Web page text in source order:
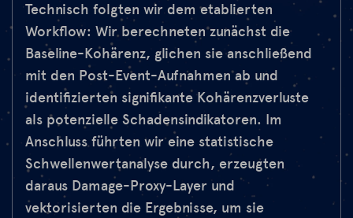
Technisch folgten wir dem etablierten
Workflow: Wir berechneten zunächst die
Baseline-Kohärenz, glichen sie anschließend
mit den Post-Event-Aufnahmen ab und
identifizierten signifikante Kohärenzverluste
als potenzielle Schadensindikatoren. Im
Anschluss führten wir eine statistische
Schwellenwertanalyse durch, erzeugten
daraus Damage-Proxy-Layer und
vektorisierten die Ergebnisse, um sie